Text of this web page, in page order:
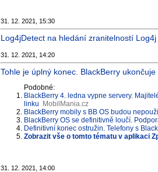
31. 12. 2021, 15:30
Log4jDetect na hledání zranitelností
31. 12. 2021, 14:20
Tohle je úplný konec. BlackBerry
Podobné:
BlackBerry 4. ledna vypne servery.
linku
MobilMania.cz
BlackBerry mobily s BB OS budou
BlackBerry OS se definitivně loučí.
Definitivní konec ostružin. Telefony s
Zobrazit vše o tomto tématu v aplikaci
31. 12. 2021, 14:00